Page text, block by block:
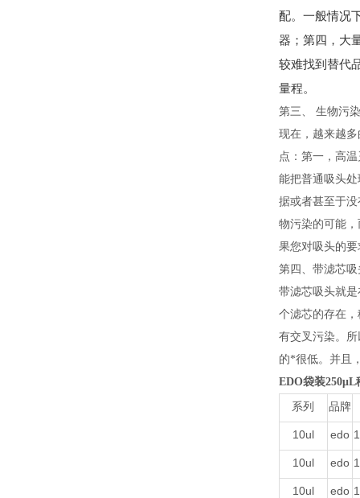
配。一般情况
器；第四，大
较难找到替代
量程。
第三、 生物污
现在，越来越
点：第一，高
能把普通吸头
据或者甚至于
物污染的可能
果您对吸头的
第四、带滤芯吸
带滤芯吸头就
个滤芯的存在
有交叉污染。
的*很低。并且
EDO袋装250μL
系列 品牌
10ul edo
10ul edo
10ul edo